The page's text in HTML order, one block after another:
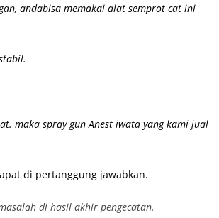
andabisa memakai alat semprot cat ini
maka spray gun Anest iwata yang kami jual
di pertanggung jawabkan.
di hasil akhir pengecatan.